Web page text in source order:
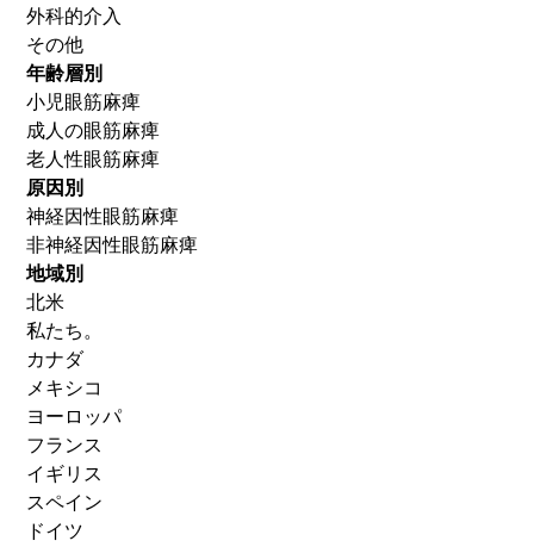
外科的介入
その他
年齢層別
小児眼筋麻痺
成人の眼筋麻痺
老人性眼筋麻痺
原因別
神経因性眼筋麻痺
非神経因性眼筋麻痺
地域別
北米
私たち。
カナダ
メキシコ
ヨーロッパ
フランス
イギリス
スペイン
ドイツ